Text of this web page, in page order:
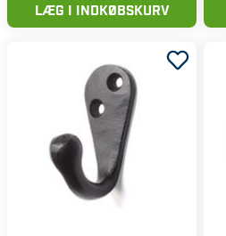
LÆG I INDKØBSKURV